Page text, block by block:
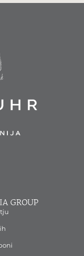
GROUP